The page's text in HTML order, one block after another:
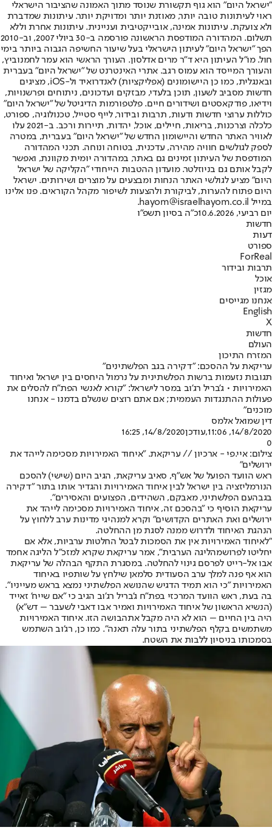
"ישראל היום" הוא גוף תקשורת שנוסד מתוך האמונה שהציבור הישראלי
ראוי לעיתונות טובה יותר, מאוזנת יותר ומדויקת יותר. עיתונות שמדברת
ולא צועקת. עיתונות אמינה, אובייקטיבית ועניינית. עיתונות אחרת וללא
תשלום. המהדורה המודפסת הראשונה פורסמה ב-30 ביולי 2007, וב-2010
הפך "ישראל היום" לעיתון הישראלי בעל שיעור החשיפה הגבוה ביותר בימי
חול. מו"ל העיתון היא ד"ר מרים אדלסון. העורך הראשי הוא עמר לחמנוביץ,
והעורך המייסד הוא עמוס רגב. אתרי האינטרנט של "ישראל היום" בעברית
ובאנגלית, כמו כן היישומונים (אפליקציות) לאנדרואיד ול-iOS, מציגים
חדשות מסביב לשעון, תוכן בלעדי, מבזקים ועדכונים, ניתוחים ופרשנויות,
וידיאו, פודקאסטים ושידורים חיים. פלטפורמות הדיגיטל של "ישראל היום"
כוללות ערוצי חדשות ודעות, תרבות ובידור, לייף סטייל, טכנולוגיה, ספורט,
כלכלה וצרכנות, בריאות, חיילים, אוכל, יהדות, תיירות ורכב. ב-2021 עלו
לאוויר האתר החדש והיישומון החדש של "ישראל היום" בעברית, במטרה
לספק לגולשים חוויה מהירה, עדכנית, בטוחה ונוחה. תכני המהדורה
המודפסת של העיתון זמינים גם באתר, במהדורה יומית מקוונת, ואפשר
לקבל אותם גם בניוזלטר. מועדון ההטבות הייחודי "הקליקה של ישראל
היום" מציע לגולשי האתר הנחות ומבצעים על מוצרים ושירותים. ישראל
היום פתוח להערות, לביקורת ולהצעות לשיפור מקהל הקוראים. פנו אלינו
במייל hayom@israelhayom.co.il.
יום רביעי, 10.6.2026
כ"ה בסיון תשפ"ו
חדשות
דעות
ספורט
ForReal
תרבות ובידור
אוכל
מגזין
אנחנו מגייסים
English
X
חדשות
העולם
המזרח התיכון
עריקאת על ההסכם: "דקירה בגב הפלשתינים"
תגובות נזעמות ברשות הפלשתינית על נרמול היחסים בין ישראל ואיחוד
האמירויות • ג'בריל רג'וב במסר לישראל: "קורא לאנשי הפת"ח להסלים את
פעולות ההתנגדות העממית; אם אתם רוצים שנשלם בדמנו - אנחנו
מוכנים"
דין שמואל אלמס
14/8/2020, 11:06
,עודכן14/8/2020, 16:25
0
צילום: איי.פי - ארכיון // עריקאת. "איחוד האמירויות מסכימה לייהד את
ירושלים"
ראש הוועד הפועל של אש"ף, סאיב עריקאת, הגיב היום (שישי) להסכם
הנורמליזציה בין ישראל לבין איחוד האמירויות והגדיר אותו בתור "דקירה
בגבהעם הפלשתיני, מאבקם, השהידים, הפצועים והאסירים".
עריקאת הוסיף כי "בהסכם זה, איחוד האמירויות מסכימה לייהד את
ירושלים ואת האתרים הקדושים" וקרא למנהיגי מדינות ערב ללחוץ על
הנהגת האיחוד ולדרוש ממנה לסגת מן ההחלטה.
"לאיחוד האמירויות אין את הסמכות לבטל החלטות ערביות, אלא אם
יחליטו לפרושמהליגה הערבית", אמר עריקאת שקרא למזכ"ל הליגה אחמד
אבו אל-רייט לפרסם גינוי להחלטה. במסגרת התקף הבהלה של עריקאת
הוא אף פנה למלך ערב הסעודית סלמאן שילחץ על שותפיו באיחוד
האמירויות "כי הוא תמיד הדגיש שהנושא הפלשתיני נמצא בראש מעייניו".
בה בעת, ראש הוועד המרכזי בפת"ח ג'בריל רג'וב הגיב כי "אם שייח' זאייד
(הנשיא הראשון של איחוד האמירויות ואמיר אבו דאבי לשעבר – דש"א)
היה בין החיים – הוא לא היה מקבל אתהבושה הזו. איחוד האמירויות
משתמשים בקלף הפלשתיני בתור עלה תאנה". כמו כן, רג'וב השתמש
בסמכותו בניסיון ללבות את השטח.